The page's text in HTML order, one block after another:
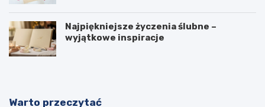
Najpiękniejsze życzenia ślubne –
wyjątkowe inspiracje
Warto przeczytać